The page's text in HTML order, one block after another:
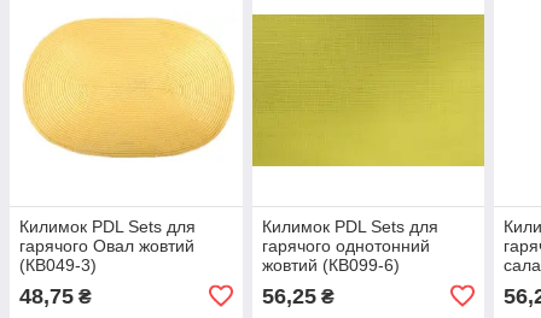
Килимок PDL Sets для
гарячого Овал жовтий
(КВ049-3)
48,75 ₴
Килимок PDL Sets для
гарячого однотонний
жовтий (КВ099-6)
56,25₴